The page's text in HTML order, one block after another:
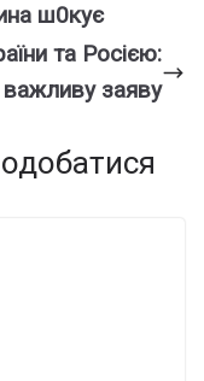
ш0кує
та Росією:
важливу заяву